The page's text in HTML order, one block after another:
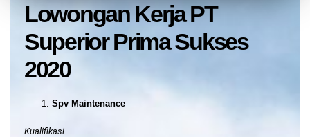
Lowongan Kerja PT
Superior Prima Sukses
2020
Spv Maintenance
Kualifikasi